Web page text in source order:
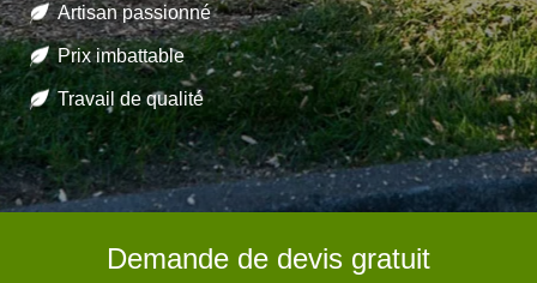
Artisan passionné
Prix imbattable
Travail de qualité
Demande de devis gratuit